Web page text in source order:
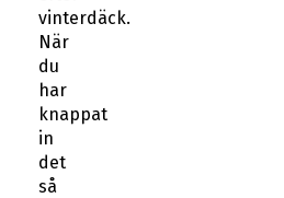
vinterdäck.
När
du
har
knappat
in
det
så